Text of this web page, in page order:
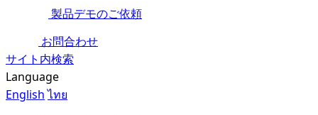
製品デモのご依頼
お問合わせ
サイト内検索
Language
English ไทย